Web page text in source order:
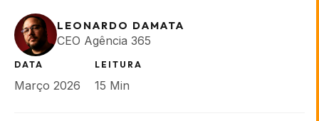
LEONARDO DAMATA
CEO Agência 365
DATA
Março 2026
LEITURA
15 Min